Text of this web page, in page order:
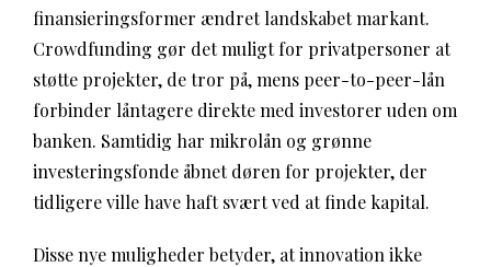
finansieringsformer ændret landskabet markant.
Crowdfunding gør det muligt for privatpersoner at
støtte projekter, de tror på, mens peer-to-peer-lån
forbinder låntagere direkte med investorer uden om
banken. Samtidig har mikrolån og grønne
investeringsfonde åbnet døren for projekter, der
tidligere ville have haft svært ved at finde kapital.
Disse nye muligheder betyder, at innovation ikke